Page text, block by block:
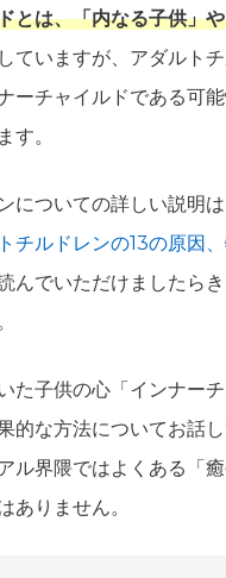
とは、「内なる子供」
ていますが、アダルト
ーチャイルドである可
す。
についての詳しい説明
チルドレンの13の原因
んでいただけましたら
た子供の心「インナーチ
的な方法についてお話
ル界隈ではよくある「
ありません。